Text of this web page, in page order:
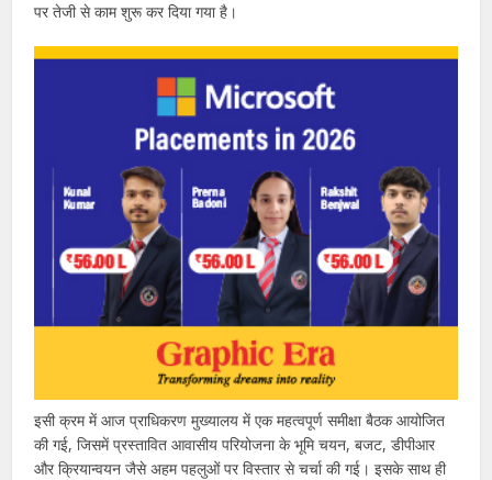
पर तेजी से काम शुरू कर दिया गया है।
इसी क्रम में आज प्राधिकरण मुख्यालय में एक महत्वपूर्ण समीक्षा बैठक आयोजित
की गई, जिसमें प्रस्तावित आवासीय परियोजना के भूमि चयन, बजट, डीपीआर
और क्रियान्वयन जैसे अहम पहलुओं पर विस्तार से चर्चा की गई। इसके साथ ही